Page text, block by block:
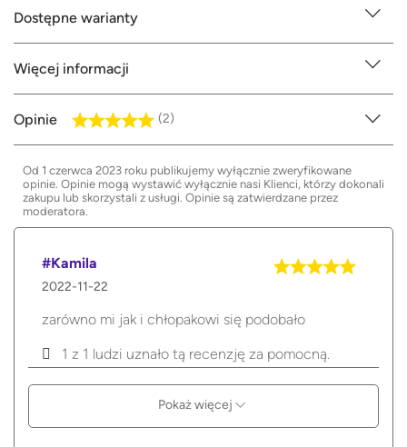
Dostępne warianty
Więcej informacji
Opinie (2)
Od 1 czerwca 2023 roku publikujemy wyłącznie zweryfikowane
opinie. Opinie mogą wystawić wyłącznie nasi Klienci, którzy dokonali
zakupu lub skorzystali z usługi. Opinie są zatwierdzane przez
moderatora.
#Kamila
2022-11-22
zarówno mi jak i chłopakowi się podobało
1 z 1 ludzi uznało tą recenzję za pomocną.
Pokaż więcej